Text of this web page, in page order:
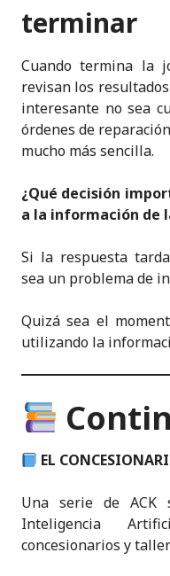
terminar
Cuando termina la
revisan los
interesante no sea
órdenes de
mucho más sencilla.
¿Qué decisión
a la información de
Si la respuesta
sea un problema de
Quizá sea el
utilizando la
EL
Una serie de ACK
Inteligencia
concesionarios y